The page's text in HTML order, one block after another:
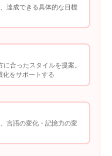
達成できる具体的な目標
合ったスタイルを提案。
をサポートする
言語の変化・記憶力の変